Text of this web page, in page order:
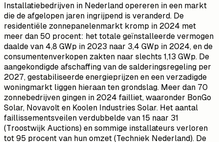
Installatiebedrijven in Nederland opereren in een markt
die de afgelopen jaren ingrijpend is veranderd. De
residentiële zonnepanelenmarkt kromp in 2024 met
meer dan 50 procent: het totale geïnstalleerde vermogen
daalde van 4,8 GWp in 2023 naar 3,4 GWp in 2024, en de
consumentenverkopen zakten naar slechts 1,13 GWp. De
aangekondigde afschaffing van de salderingsregeling per
2027, gestabiliseerde energieprijzen en een verzadigde
woningmarkt liggen hieraan ten grondslag. Meer dan 70
zonnebedrijven gingen in 2024 failliet, waaronder BonGo
Solar, Novavolt en Koolen Industries Solar. Het aantal
faillissementsveilen verdubbelde van 15 naar 31
(Troostwijk Auctions) en sommige installateurs verloren
tot 95 procent van hun omzet (Techniek Nederland). De